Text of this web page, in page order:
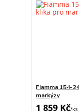
Fiamma 154-
markýzy
1 859 Kč/ks